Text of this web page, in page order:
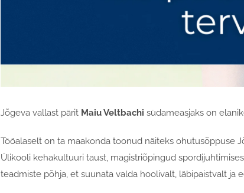
Jõgeva vallast pärit Maiu Veltbachi südameasjaks on
Tööalaselt on ta maakonda toonud näiteks ohutusõppuse
Ülikooli kehakultuuri taust, magistriõpingud
teadmiste põhja, et suunata valda hoolivalt, läbipaistvalt ja